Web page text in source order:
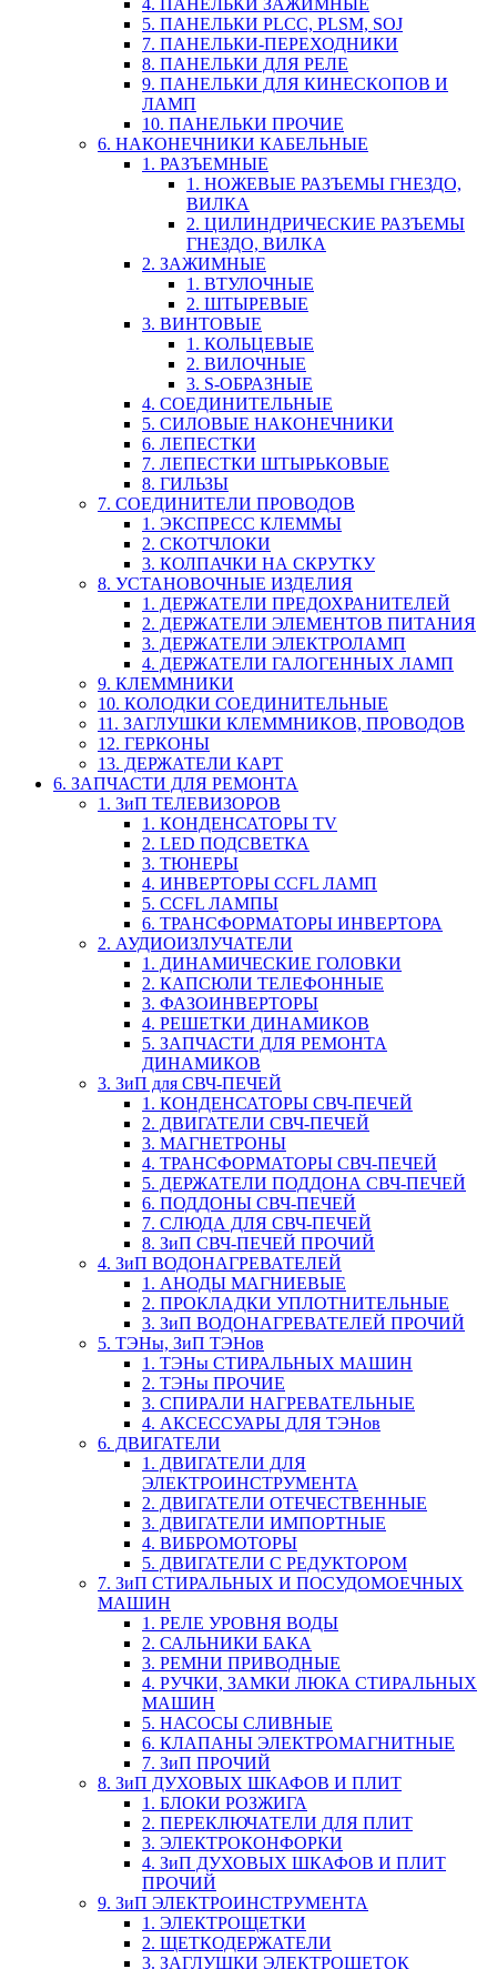
4. ПАНЕЛЬКИ ЗАЖИМНЫЕ
5. ПАНЕЛЬКИ PLCC, PLSM, SOJ
7. ПАНЕЛЬКИ-ПЕРЕХОДНИКИ
8. ПАНЕЛЬКИ ДЛЯ РЕЛЕ
9. ПАНЕЛЬКИ ДЛЯ КИНЕСКОПОВ И
ЛАМП
10. ПАНЕЛЬКИ ПРОЧИЕ
6. НАКОНЕЧНИКИ КАБЕЛЬНЫЕ
1. РАЗЪЕМНЫЕ
1. НОЖЕВЫЕ РАЗЪЕМЫ ГНЕЗДО,
ВИЛКА
2. ЦИЛИНДРИЧЕСКИЕ РАЗЪЕМЫ
ГНЕЗДО, ВИЛКА
2. ЗАЖИМНЫЕ
1. ВТУЛОЧНЫЕ
2. ШТЫРЕВЫЕ
3. ВИНТОВЫЕ
1. КОЛЬЦЕВЫЕ
2. ВИЛОЧНЫЕ
3. S-ОБРАЗНЫЕ
4. СОЕДИНИТЕЛЬНЫЕ
5. СИЛОВЫЕ НАКОНЕЧНИКИ
6. ЛЕПЕСТКИ
7. ЛЕПЕСТКИ ШТЫРЬКОВЫЕ
8. ГИЛЬЗЫ
7. СОЕДИНИТЕЛИ ПРОВОДОВ
1. ЭКСПРЕСС КЛЕММЫ
2. СКОТЧЛОКИ
3. КОЛПАЧКИ НА СКРУТКУ
8. УСТАНОВОЧНЫЕ ИЗДЕЛИЯ
1. ДЕРЖАТЕЛИ ПРЕДОХРАНИТЕЛЕЙ
2. ДЕРЖАТЕЛИ ЭЛЕМЕНТОВ ПИТАНИЯ
3. ДЕРЖАТЕЛИ ЭЛЕКТРОЛАМП
4. ДЕРЖАТЕЛИ ГАЛОГЕННЫХ ЛАМП
9. КЛЕММНИКИ
10. КОЛОДКИ СОЕДИНИТЕЛЬНЫЕ
11. ЗАГЛУШКИ КЛЕММНИКОВ, ПРОВОДОВ
12. ГЕРКОНЫ
13. ДЕРЖАТЕЛИ КАРТ
6. ЗАПЧАСТИ ДЛЯ РЕМОНТА
1. ЗиП ТЕЛЕВИЗОРОВ
1. КОНДЕНСАТОРЫ TV
2. LED ПОДСВЕТКА
3. ТЮНЕРЫ
4. ИНВЕРТОРЫ CCFL ЛАМП
5. CCFL ЛАМПЫ
6. ТРАНСФОРМАТОРЫ ИНВЕРТОРА
2. АУДИОИЗЛУЧАТЕЛИ
1. ДИНАМИЧЕСКИЕ ГОЛОВКИ
2. КАПСЮЛИ ТЕЛЕФОННЫЕ
3. ФАЗОИНВЕРТОРЫ
4. РЕШЕТКИ ДИНАМИКОВ
5. ЗАПЧАСТИ ДЛЯ РЕМОНТА
ДИНАМИКОВ
3. ЗиП для СВЧ-ПЕЧЕЙ
1. КОНДЕНСАТОРЫ СВЧ-ПЕЧЕЙ
2. ДВИГАТЕЛИ СВЧ-ПЕЧЕЙ
3. МАГНЕТРОНЫ
4. ТРАНСФОРМАТОРЫ СВЧ-ПЕЧЕЙ
5. ДЕРЖАТЕЛИ ПОДДОНА СВЧ-ПЕЧЕЙ
6. ПОДДОНЫ СВЧ-ПЕЧЕЙ
7. СЛЮДА ДЛЯ СВЧ-ПЕЧЕЙ
8. ЗиП СВЧ-ПЕЧЕЙ ПРОЧИЙ
4. ЗиП ВОДОНАГРЕВАТЕЛЕЙ
1. АНОДЫ МАГНИЕВЫЕ
2. ПРОКЛАДКИ УПЛОТНИТЕЛЬНЫЕ
3. ЗиП ВОДОНАГРЕВАТЕЛЕЙ ПРОЧИЙ
5. ТЭНы, ЗиП ТЭНов
1. ТЭНы СТИРАЛЬНЫХ МАШИН
2. ТЭНы ПРОЧИЕ
3. СПИРАЛИ НАГРЕВАТЕЛЬНЫЕ
4. АКСЕССУАРЫ ДЛЯ ТЭНов
6. ДВИГАТЕЛИ
1. ДВИГАТЕЛИ ДЛЯ
ЭЛЕКТРОИНСТРУМЕНТА
2. ДВИГАТЕЛИ ОТЕЧЕСТВЕННЫЕ
3. ДВИГАТЕЛИ ИМПОРТНЫЕ
4. ВИБРОМОТОРЫ
5. ДВИГАТЕЛИ С РЕДУКТОРОМ
7. ЗиП СТИРАЛЬНЫХ И ПОСУДОМОЕЧНЫХ
МАШИН
1. РЕЛЕ УРОВНЯ ВОДЫ
2. САЛЬНИКИ БАКА
3. РЕМНИ ПРИВОДНЫЕ
4. РУЧКИ, ЗАМКИ ЛЮКА СТИРАЛЬНЫХ
МАШИН
5. НАСОСЫ СЛИВНЫЕ
6. КЛАПАНЫ ЭЛЕКТРОМАГНИТНЫЕ
7. ЗиП ПРОЧИЙ
8. ЗиП ДУХОВЫХ ШКАФОВ И ПЛИТ
1. БЛОКИ РОЗЖИГА
2. ПЕРЕКЛЮЧАТЕЛИ ДЛЯ ПЛИТ
3. ЭЛЕКТРОКОНФОРКИ
4. ЗиП ДУХОВЫХ ШКАФОВ И ПЛИТ
ПРОЧИЙ
9. ЗиП ЭЛЕКТРОИНСТРУМЕНТА
1. ЭЛЕКТРОЩЕТКИ
2. ЩЕТКОДЕРЖАТЕЛИ
3. ЗАГЛУШКИ ЭЛЕКТРОЩЕТОК